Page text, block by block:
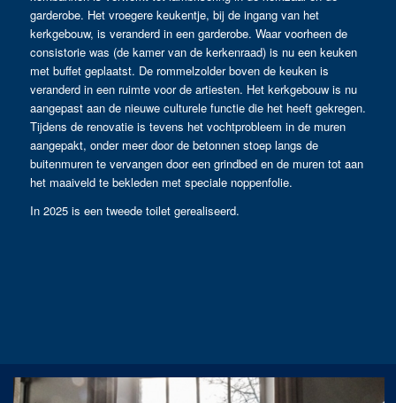
garderobe. Het vroegere keukentje, bij de ingang van het
kerkgebouw, is veranderd in een garderobe. Waar voorheen de
consistorie was (de kamer van de kerkenraad) is nu een keuken
met buffet geplaatst. De rommelzolder boven de keuken is
veranderd in een ruimte voor de artiesten. Het kerkgebouw is nu
aangepast aan de nieuwe culturele functie die het heeft gekregen.
Tijdens de renovatie is tevens het vochtprobleem in de muren
aangepakt, onder meer door de betonnen stoep langs de
buitenmuren te vervangen door een grindbed en de muren tot aan
het maaiveld te bekleden met speciale noppenfolie.
In 2025 is een tweede toilet gerealiseerd.